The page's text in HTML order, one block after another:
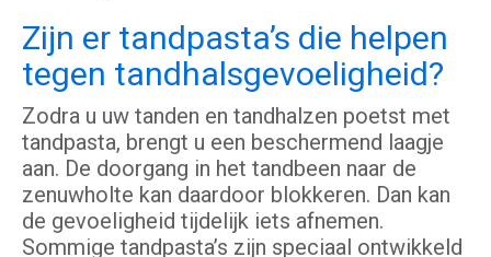
Zijn er tandpasta’s die helpen
tegen tandhalsgevoeligheid?
Zodra u uw tanden en tandhalzen poetst met
tandpasta, brengt u een beschermend laagje
aan. De doorgang in het tandbeen naar de
zenuwholte kan daardoor blokkeren. Dan kan
de gevoeligheid tijdelijk iets afnemen.
Sommige tandpasta’s zijn speciaal ontwikkeld